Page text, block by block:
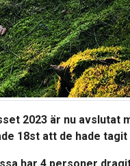
2023 är nu avslutat
18st att de hade